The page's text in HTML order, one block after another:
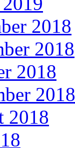
2018
2018
2018
2018
2018